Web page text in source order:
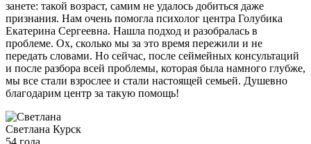
занете: такой возраст, самим не удалось добиться даже
признания. Нам очень помогла психолог центра Голубика
Екатерина Сергеевна. Нашла подход и разобралась в
проблеме. Ох, сколько мы за это время пережили и не
передать словами. Но сейчас, после сеймейных консультаций
и после разбора всей проблемы, которая была намного глубже,
мы все стали взрослее и стали настоящей семьей. Душевно
благодарим центр за такую помощь!
Светлана Курск